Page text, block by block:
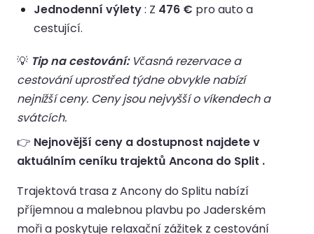
Jednodenní výlety: Z 476 € pro auto a
cestující.
💡 Tip na cestování:Včasná rezervace a
cestování uprostřed týdne obvykle nabízí
nejnižší ceny. Ceny jsou nejvyšší o víkendech a
svátcích.
👉 Nejnovější ceny a dostupnost najdete v
aktuálním ceníku trajektů Ancona do Split .
Trajektová trasa z Ancony do Splitu nabízí
příjemnou a malebnou plavbu po Jaderském
moři a poskytuje relaxační zážitek z cestování